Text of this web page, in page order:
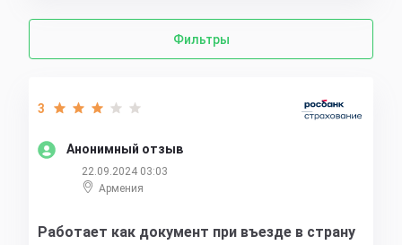
Анонимный отзыв
3
22.09.2024 03:03
Армения
Работает как документ при въезде в страну
Фильтры